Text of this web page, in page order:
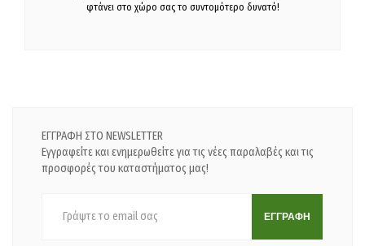
φτάνει στο χώρο σας το συντομότερο δυνατό!
ΕΓΓΡΑΦΗ ΣΤΟ NEWSLETTER
Εγγραφείτε και ενημερωθείτε για τις νέες παραλαβές και τις
προσφορές του καταστήματος μας!
ΕΓΓΡΑΦΗ